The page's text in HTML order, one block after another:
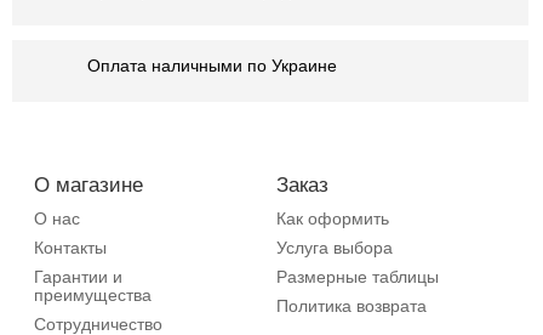
Оплата наличными по Украине
О магазине
О нас
Контакты
Гарантии и
преимущества
Сотрудничество
Заказ
Как оформить
Услуга выбора
Размерные таблицы
Политика возврата